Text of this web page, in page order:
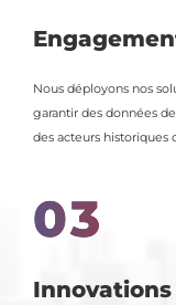
Nous déployons nos
garantir des données
des acteurs historiques
03
Innovations